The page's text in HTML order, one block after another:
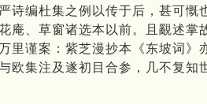
诗编杜集之例以传于后，甚可
庵、草窗诸选本以前。且覶述
里谨案：紫芝漫抄本《东坡词
欧集注及遂初目合参，几不复